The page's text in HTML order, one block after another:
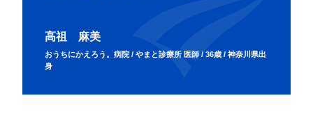
高祖 麻美
おうちにかえろう。病院 / やまと診療所 医師 / 36歳 / 神奈川県出
身